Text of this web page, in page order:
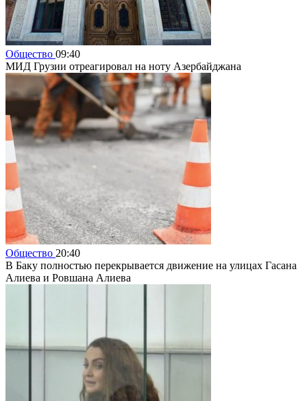
Общество 09:40
МИД Грузии отреагировал на ноту Азербайджана
Общество 20:40
В Баку полностью перекрывается движение на улицах Гасана
Алиева и Ровшана Алиева